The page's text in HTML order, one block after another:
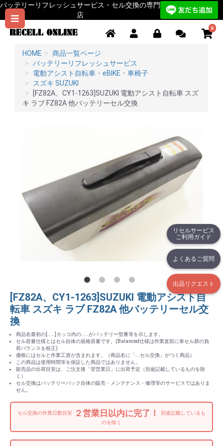
リセルサービス
ご利用ガイド
よくあるご質問
出品リクエスト
バッテリーリフレッシュサービス・セル交換の専門
店
0
HOME
商品一覧ページ
バッテリーリフレッシュサービス
電動アシスト自転車・eBIKE・車椅子
スズキ SUZUKI
[FZ82A、CY1-1263]SUZUKI 電動アシスト自転車 スズ
キ ラブ FZ82A 他バッテリーセル交換
[FZ82A、CY1-1263]SUZUKI 電動アシスト自
転車 スズキ ラブ FZ82A 他バッテリーセル交
換
商品名最初の[.....]カッコ内の.....がバッテリー型番等を示します。
セル容量仕様とはセル自体の規格容量です。(Balanced仕様は作業直前に単セル群の負
荷バランスを校正)
価格にはセルと作業工賃が含まれます。（商品名に「...セル交換」がつく商品）
この商品は使用時間等を保証した商品ではありません。
販売品の出荷目安は、ご注文後「翌営業日」に出荷予定（別途記載しているものを除
く）
セル交換はバッテリーパック自体の販売・メンテナンス・修理等のサービスではありま
せん。
セル交換の作業日数目安 ２営業日以内に完了！
別途記載しているも
のを除く